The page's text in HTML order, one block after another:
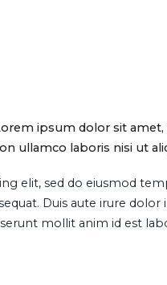
ipsum dolor sit
ullamco laboris nisi ut
elit, sed do eiusmod
Duis aute irure
mollit anim id est